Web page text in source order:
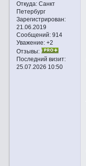
Откуда:Санкт
Петербург
Зарегистрирован:
21.06.2019
Сообщений:914
Уважение: +2
Отзывы:
Последний визит:
25.07.2026 10:50